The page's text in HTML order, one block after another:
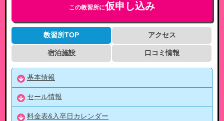
この教習所に仮申し込み
教習所TOP アクセス
宿泊施設 口コミ情報
基本情報
セール情報
料金表&入卒日カレンダー